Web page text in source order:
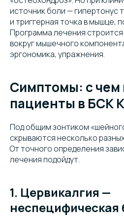
источник боли — гипертонус
и триггерная точка в мышце,
Программа лечения строится
вокруг мышечного
эргономика, упражнения.
Симптомы: с чем
пациенты в БСК
Под общим зонтиком
скрываются несколько
От точного определения
лечения подойдут.
1. Цервикалгия —
неспецифическая